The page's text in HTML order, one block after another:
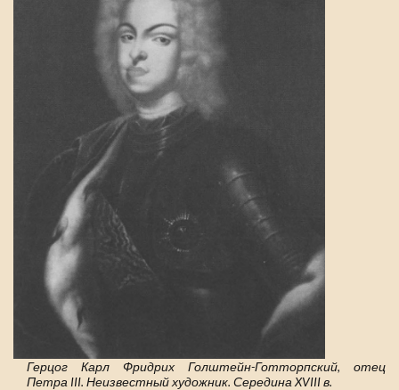
Герцог Карл Фридрих Голштейн-Готторпский, отец
Петра III. Неизвестный художник. Середина XVIII в.